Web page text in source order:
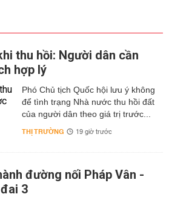
thu hồi: Người dân cần
hợp lý
Phó Chủ tịch Quốc hội lưu ý không
để tình trạng Nhà nước thu hồi đất
của người dân theo giá trị trước...
THỊ TRƯỜNG 19 giờ trước
đường nối Pháp Vân -
3